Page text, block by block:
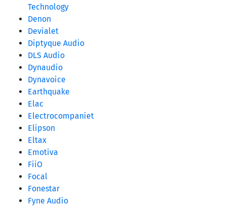
Technology
Denon
Devialet
Diptyque Audio
DLS Audio
Dynaudio
Dynavoice
Earthquake
Elac
Electrocompaniet
Elipson
Eltax
Emotiva
FiiO
Focal
Fonestar
Fyne Audio